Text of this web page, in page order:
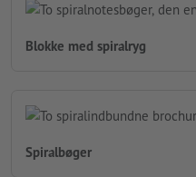
Blokke med spiralryg
Spiralbøger